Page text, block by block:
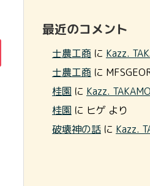
最近のコメント
士農工商 に Kazz.
士農工商 に
桂園 に Kazz.
桂園 に ヒゲ より
破壊神の話 に Kazz.